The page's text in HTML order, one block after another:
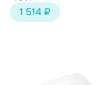
1 514 ₽